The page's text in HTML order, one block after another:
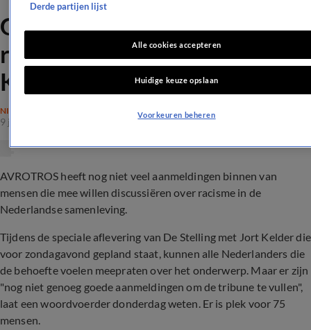
Geen stormloop op plekken
racismedebat van Jort
Kelder
NIEUWS
9 juli 2020, 11:58
AVROTROS heeft nog niet veel aanmeldingen binnen van
mensen die mee willen discussiëren over racisme in de
Nederlandse samenleving.
Tijdens de speciale aflevering van De Stelling met Jort Kelder die
voor zondagavond gepland staat, kunnen alle Nederlanders die
de behoefte voelen meepraten over het onderwerp. Maar er zijn
"nog niet genoeg goede aanmeldingen om de tribune te vullen",
laat een woordvoerder donderdag weten. Er is plek voor 75
mensen.
Derde partijen lijst
Alle cookies accepteren
Huidige keuze opslaan
Voorkeuren beheren